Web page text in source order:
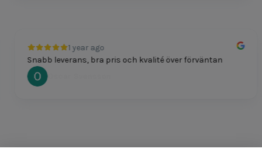
1 year ago
Snabb leverans, bra pris och kvalité över förväntan
Oscar Svensson